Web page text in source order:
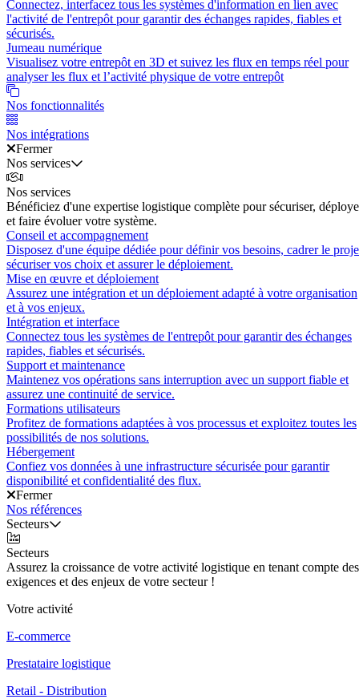
Connectez, interfacez tous les systèmes d'information en lien avec
l'activité de l'entrepôt pour garantir des échanges rapides, fiables et
sécurisés.
Jumeau numérique
Visualisez votre entrepôt en 3D et suivez les flux en temps réel pour
analyser les flux et l’activité physique de votre entrepôt
Nos fonctionnalités
Nos intégrations
Fermer
Nos services
Nos services
Bénéficiez d'une expertise logistique complète pour sécuriser,
et faire évoluer votre système.
Conseil et accompagnement
Disposez d'une équipe dédiée pour définir vos besoins, cadrer le
sécuriser vos choix et assurer le déploiement.
Mise en œuvre et déploiement
Assurez une intégration et un déploiement adapté à votre organisation
et à vos enjeux.
Intégration et interface
Connectez tous les systèmes de l'entrepôt pour garantir des échanges
rapides, fiables et sécurisés.
Support et maintenance
Maintenez vos opérations sans interruption avec un support fiable et
assurez une continuité de service.
Formations utilisateurs
Profitez de formations adaptées à vos processus et exploitez toutes les
possibilités de nos solutions.
Hébergement
Confiez vos données à une infrastructure sécurisée pour garantir
disponibilité et confidentialité des flux.
Fermer
Nos références
Secteurs
Secteurs
Assurez la croissance de votre activité logistique en tenant compte des
exigences et des enjeux de votre secteur !
Votre activité
E-commerce
Prestataire logistique
Retail - Distribution